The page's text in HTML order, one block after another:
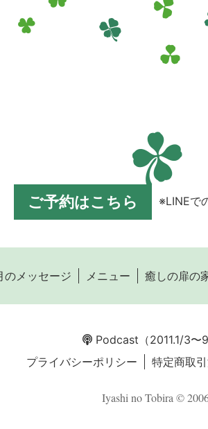
ご予約はこちら ※LINEで
のメッセージ メニュー 癒しの扉の
Podcast （2011.1/3〜
プライバシーポリシー 特定商取
Iyashi no Tobira ©